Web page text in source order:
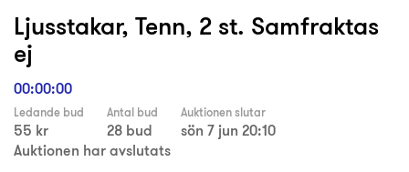
Ljusstakar, Tenn, 2 st. Samfraktas
ej
00:00:00
Ledande bud
55 kr
Antal bud
28 bud
Auktionen slutar
sön 7 jun 20:10
Auktionen har avslutats